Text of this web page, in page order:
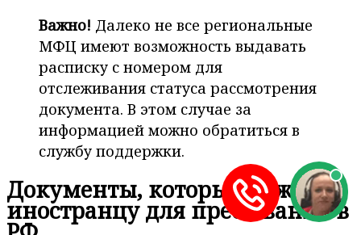
Важно! Далеко не все региональные
МФЦ имеют возможность выдавать
расписку с номером для
отслеживания статуса рассмотрения
документа. В этом случае за
информацией можно обратиться в
службу поддержки.
Документы, которые нужны
иностранцу для пребывания в